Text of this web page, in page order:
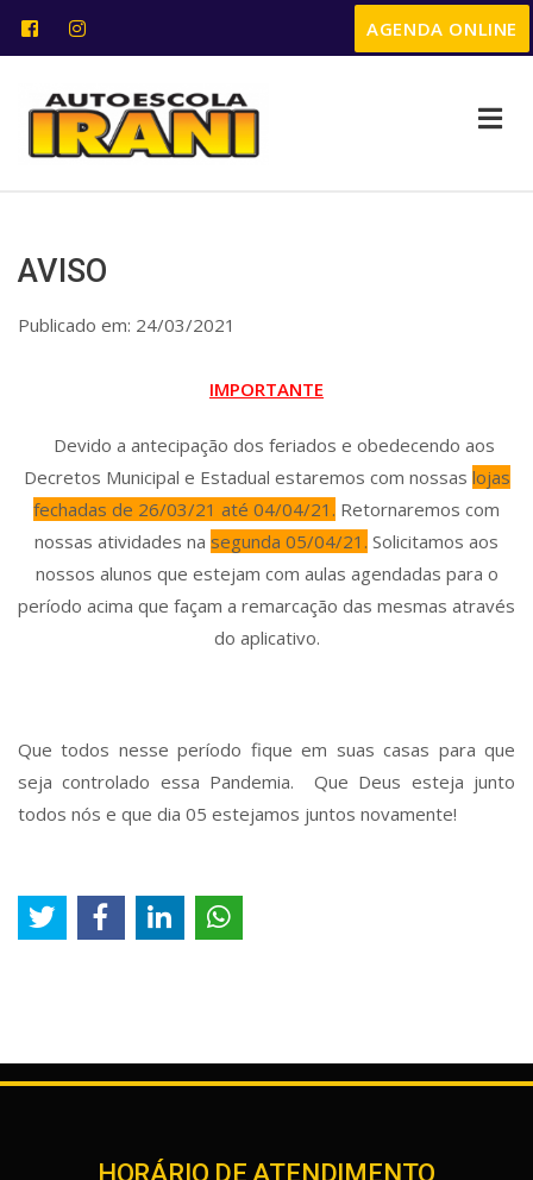
AGENDA ONLINE
EMPRESA
SERVIÇOS
LINKS
CONTATO
AVISO
Publicado em: 24/03/2021
IMPORTANTE
Devido a antecipação dos feriados e obedecendo aos
Decretos Municipal e Estadual estaremos com nossas lojas
fechadas de 26/03/21 até 04/04/21. Retornaremos com
nossas atividades na segunda 05/04/21. Solicitamos aos
nossos alunos que estejam com aulas agendadas para o
período acima que façam a remarcação das mesmas através
do aplicativo.
Que todos nesse período fique em suas casas para que
seja controlado essa Pandemia. Que Deus esteja junto
todos nós e que dia 05 estejamos juntos novamente!
HORÁRIO DE ATENDIMENTO